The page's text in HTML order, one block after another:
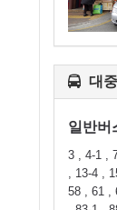
대
일반버
3 , 4-1 ,
, 13-4 ,
58 , 61 ,